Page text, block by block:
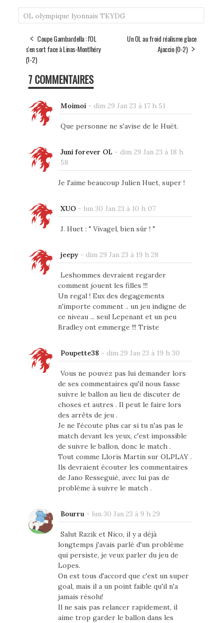
OL olympique lyonnais TKYDG
Coupe Gambardella : l'OL
s'en sort face à Linas-Montlhéry
(1-2)
Un OL au froid réalisme glace
Ajaccio (0-2)
7 COMMENTAIRES
Moimoi- dim 29 Jan 23 à 17 h 51
Que personne ne s'avise de le Huët.
Juni forever OL - dim 29 Jan 23 à 18 h
58
Je l'aime beaucoup Julien Huet, super !
XUO- lun 30 Jan 23 à 10 h 07
J. Huet : " Vivagel, bien sûr ! "
jeepy- dim 29 Jan 23 à 19 h 28
Leshommes devraient regarder
comment jouent les filles !!!
Un regal ! Eux des degagements
n'importe comment .. un jeu indigne de
ce niveau ... seul Lepenant et un peu
Bradley ont emmerge !!! Triste
Poupette38 - dim 29 Jan 23 à 19 h 30
Vous ne pouvez pas lui demander lors
de ses commentaires qu'il nous fasse
suivre le ballon au lieu de discuter de
choses et autres . Il peut le faire lors
des arrêts de jeu .
Je ne l'écoute plus car si tu n'as pas le
match devant les yeux, c'est impossible
de suivre le ballon, donc le match .
Tout comme Lloris Martin sur OLPLAY .
Ils devraient écouter les commentaires
de Jano Resseguié, avec lui pas de
problème à suivre le match .
Bourru- lun 30 Jan 23 à 9 h 29
Salut Razik et Nico, il y a déjà
longtemps j'avais parlé d'un problème
qui persiste, je veux parler du jeu de
Lopes.
On est tous d'accord que c'est un super
goal, mais il a un point faible qu'il n'a
jamais résolu!
Il ne sais pas relancer rapidement, il
aime trop garder le ballon dans les